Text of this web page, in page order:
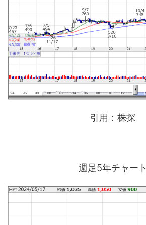
引用：株探
週足5年チャート